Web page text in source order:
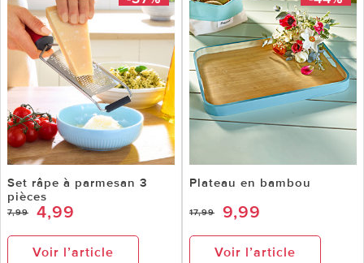
Set râpe à parmesan 3
pièces
7,99 4,99
Voir l’article
Plateau en bambou
17,99 9,99
Voir l’article